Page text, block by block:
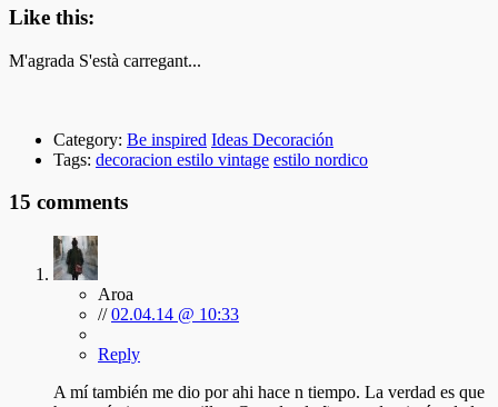
Like this:
M'agrada S'està carregant...
Category: Be inspired Ideas Decoración
Tags: decoracion estilo vintage estilo nordico
15 comments
Aroa
//02.04.14 @ 10:33
Reply
A mí también me dio por ahi hace n tiempo. La verdad es que